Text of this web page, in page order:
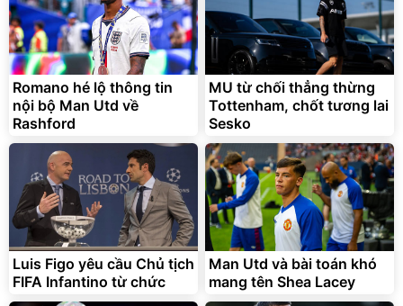
Romano hé lộ thông tin
nội bộ Man Utd về
Rashford
MU từ chối thẳng thừng
Tottenham, chốt tương lai
Sesko
Luis Figo yêu cầu Chủ tịch
FIFA Infantino từ chức
Man Utd và bài toán khó
mang tên Shea Lacey